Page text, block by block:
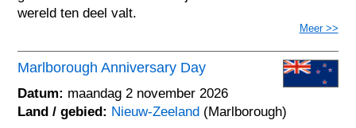
wereld ten deel valt.
Meer >>
Marlborough Anniversary Day
Datum: maandag 2 november 2026
Land / gebied: Nieuw-Zeeland (Marlborough)